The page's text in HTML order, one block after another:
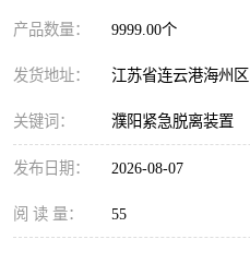
产品数量： 9999.00个
发货地址： 江苏省连云港海州区
关键词： 濮阳紧急脱离装置
发布日期： 2026-08-07
阅 读 量： 55